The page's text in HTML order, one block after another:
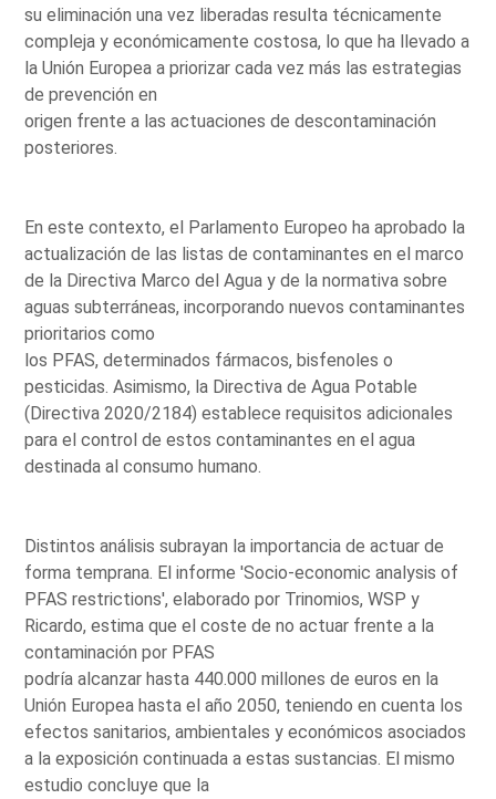
su eliminación una vez liberadas resulta técnicamente
compleja y económicamente costosa, lo que ha llevado a
la Unión Europea a priorizar cada vez más las estrategias
de prevención en
origen frente a las actuaciones de descontaminación
posteriores.
En este contexto, el Parlamento Europeo ha aprobado la
actualización de las listas de contaminantes en el marco
de la Directiva Marco del Agua y de la normativa sobre
aguas subterráneas, incorporando nuevos contaminantes
prioritarios como
los PFAS, determinados fármacos, bisfenoles o
pesticidas. Asimismo, la Directiva de Agua Potable
(Directiva 2020/2184) establece requisitos adicionales
para el control de estos contaminantes en el agua
destinada al consumo humano.
Distintos análisis subrayan la importancia de actuar de
forma temprana. El informe 'Socio-economic analysis of
PFAS restrictions', elaborado por Trinomios, WSP y
Ricardo, estima que el coste de no actuar frente a la
contaminación por PFAS
podría alcanzar hasta 440.000 millones de euros en la
Unión Europea hasta el año 2050, teniendo en cuenta los
efectos sanitarios, ambientales y económicos asociados
a la exposición continuada a estas sustancias. El mismo
estudio concluye que la